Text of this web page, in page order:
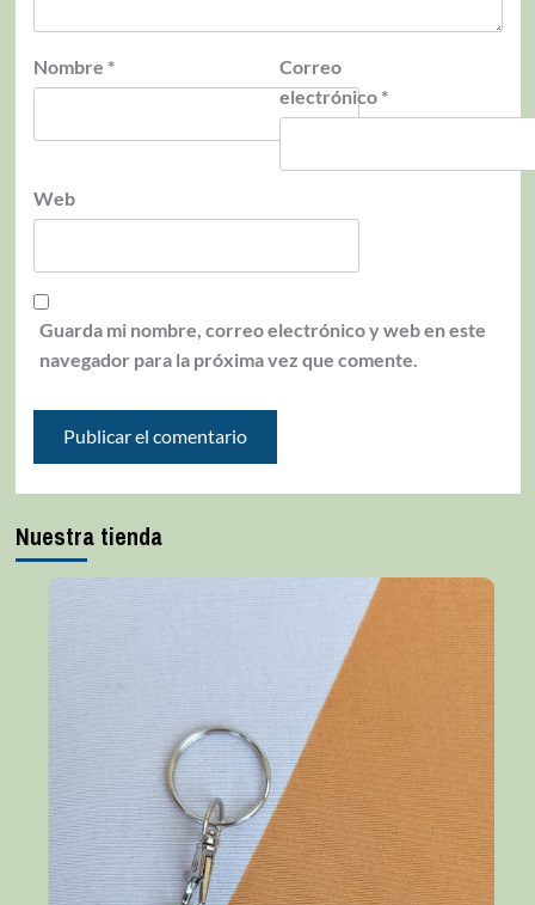
Nombre *
Correo
electrónico *
Web
Guarda mi nombre, correo electrónico y web en este
navegador para la próxima vez que comente.
Nuestra tienda